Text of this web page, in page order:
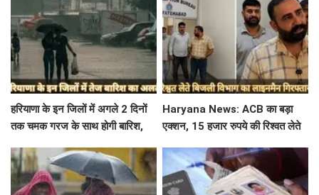
हरियाणा के इन जिलों में अगले 2 दिनों
तक चमक गरज के साथ होगी बारिश,
Haryana News: ACB का बड़ा
एक्शन, 15 हजार रुपये की रिश्वत लेते